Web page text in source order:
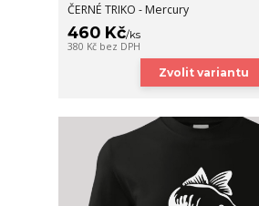
ČERNÉ TRIKO - Mercury
460 Kč/ks
380 Kč bez DPH
Zvolit variantu